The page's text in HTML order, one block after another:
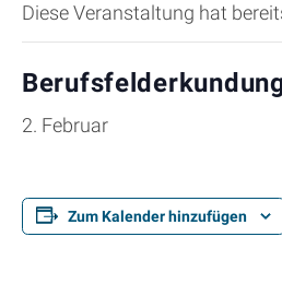
Diese Veranstaltung hat
2. Februar
Zum Kalender hinzufügen